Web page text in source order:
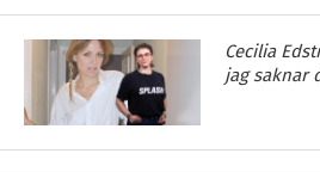
Cecilia
jag saknar